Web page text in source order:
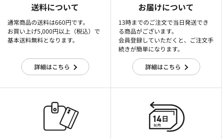
送料について
通常商品の送料は660円です。
お買い上げ5,000円以上（税込）で
基本送料無料となります。
詳細はこちら
お届けについて
13時までのご注文で当日発送でき
る商品がございます。
会員登録していただくと、ご注文手
続きが簡単になります。
詳細はこちら